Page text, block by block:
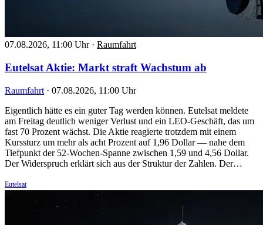
07.08.2026, 11:00 Uhr · Raumfahrt
Eutelsat Aktie: Markt straft Wachstum ab
Raumfahrt · 07.08.2026, 11:00 Uhr
Eigentlich hätte es ein guter Tag werden können. Eutelsat meldete
am Freitag deutlich weniger Verlust und ein LEO-Geschäft, das um
fast 70 Prozent wächst. Die Aktie reagierte trotzdem mit einem
Kurssturz um mehr als acht Prozent auf 1,96 Dollar — nahe dem
Tiefpunkt der 52-Wochen-Spanne zwischen 1,59 und 4,56 Dollar.
Der Widerspruch erklärt sich aus der Struktur der Zahlen. Der…
Eutelsat